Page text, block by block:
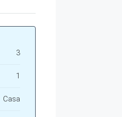
3
1
Casa